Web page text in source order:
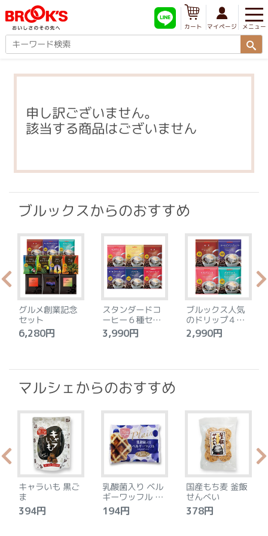
メニュー
マイページ
カート
申し訳ございません。
該当する商品はございません
ブルックスからのおすすめ
グルメ創業記念
セット
6,280円
スタンダードコ
ーヒー６種セッ
ト
3,990円
ブルックス人気
のドリップ４種
セット
2,990円
マルシェからのおすすめ
キャラいも 黒ご
ま
394円
乳酸菌入り ベル
ギーワッフル プ
レーン
194円
国産もち麦 釜飯
せんべい
378円